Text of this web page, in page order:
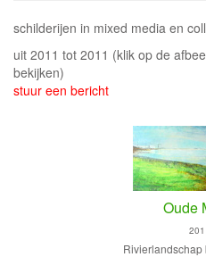
schilderijen in mixed media en
uit 2011 tot 2011 (klik op de
bekijken)
stuur een bericht
Oude
Rivierlandschap